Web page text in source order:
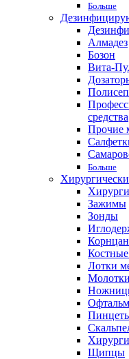
Больше
Алмадез
Бозон
Вита-
средства
Прочие
Больше
Зажимы
Зонды
Лотки
Щипцы